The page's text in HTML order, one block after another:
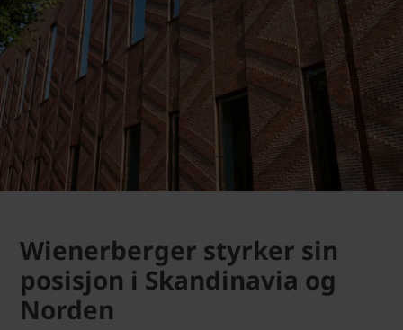
Wienerberger styrker sin
posisjon i Skandinavia og
Norden